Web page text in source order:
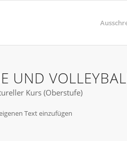
UND
Kurs (Oberstufe)
Text einzufügen